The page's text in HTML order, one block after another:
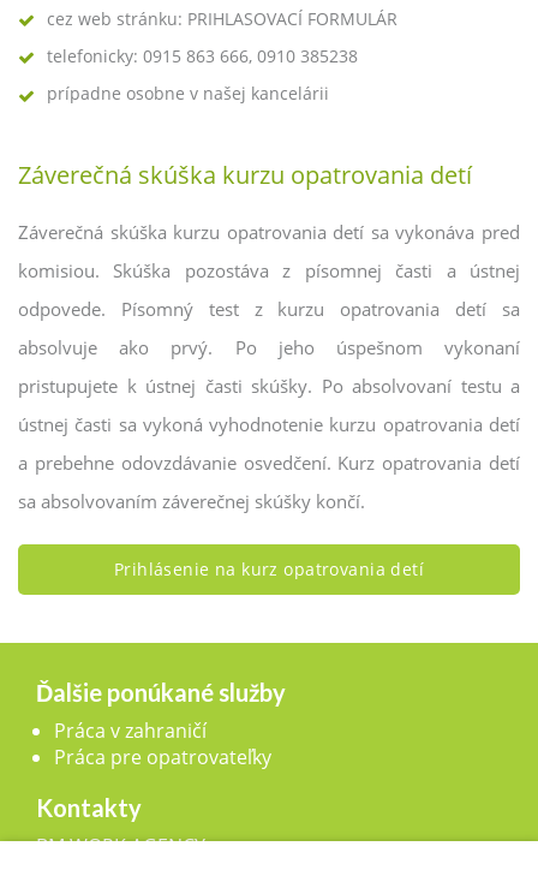
cez web stránku: PRIHLASOVACÍ FORMULÁR
telefonicky: 0915 863 666, 0910 385238
prípadne osobne v našej kancelárii
Záverečná skúška kurzu opatrovania detí
Záverečná skúška kurzu opatrovania detí sa vykonáva pred
komisiou. Skúška pozostáva z písomnej časti a ústnej
odpovede. Písomný test z kurzu opatrovania detí sa
absolvuje ako prvý. Po jeho úspešnom vykonaní
pristupujete k ústnej časti skúšky. Po absolvovaní testu a
ústnej časti sa vykoná vyhodnotenie kurzu opatrovania detí
a prebehne odovzdávanie osvedčení. Kurz opatrovania detí
sa absolvovaním záverečnej skúšky končí.
Prihlásenie na kurz opatrovania detí
Ďalšie ponúkané služby
Práca v zahraničí
Práca pre opatrovateľky
Kontakty
BM WORK AGENCY, s.r.o.,